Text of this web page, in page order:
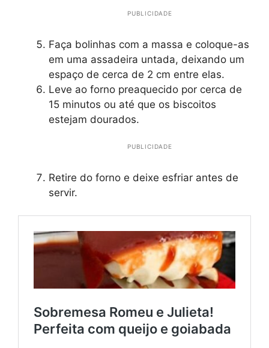
PUBLICIDADE
Faça bolinhas com a massa e coloque-as
em uma assadeira untada, deixando um
espaço de cerca de 2 cm entre elas.
Leve ao forno preaquecido por cerca de
15 minutos ou até que os biscoitos
estejam dourados.
PUBLICIDADE
Retire do forno e deixe esfriar antes de
servir.